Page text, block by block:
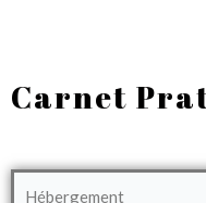
Carnet
Hébergement